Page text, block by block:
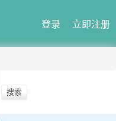
登录 立即注册